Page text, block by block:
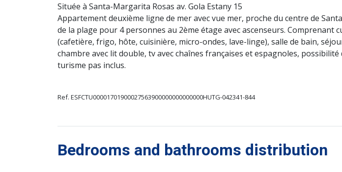
Située à Santa-Margarita Rosas av. Gola Estany 15
Appartement deuxième ligne de mer avec vue mer, proche du centre de
de la plage pour 4 personnes au 2ème étage avec ascenseurs. Comprenant
(cafetière, frigo, hôte, cuisinière, micro-ondes, lave-linge), salle de bain,
chambre avec lit double, tv avec chaînes françaises et espagnoles, possibilité
turisme pas inclus.
Ref. ESFCTU00001701900027563900000000000000HUTG-042341-844
Bedrooms and bathrooms distribution